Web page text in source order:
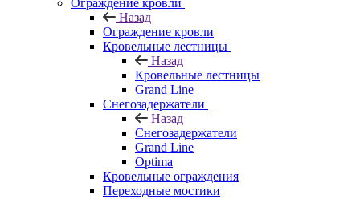
Ограждение кровли
Назад
Ограждение кровли
Кровельные лестницы
Назад
Кровельные лестницы
Grand Line
Снегозадержатели
Назад
Снегозадержатели
Grand Line
Optima
Кровельные ограждения
Переходные мостики